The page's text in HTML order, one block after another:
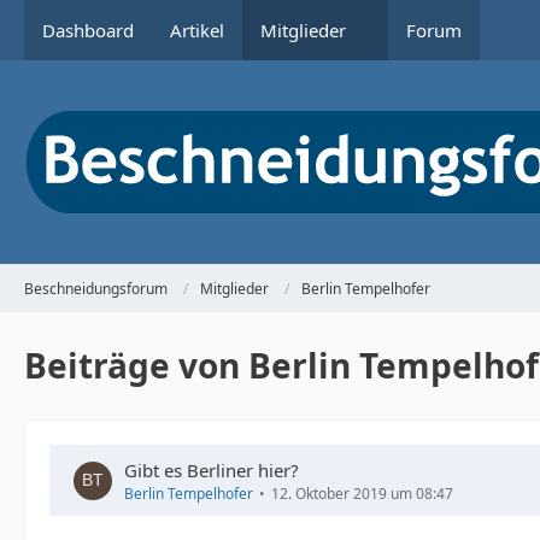
Dashboard Artikel Mitglieder Forum
Beschneidungsforum Mitglieder Berlin Tempelhofer
Beiträge von Berlin
Gibt es Berliner hier?
Berlin Tempelhofer 12. Oktober 2019 um 08:47